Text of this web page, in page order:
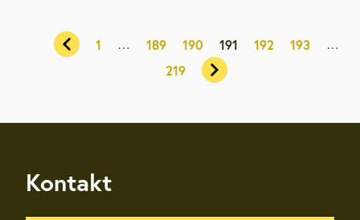
1 … 189 190 191 192 193 …
219
Kontakt